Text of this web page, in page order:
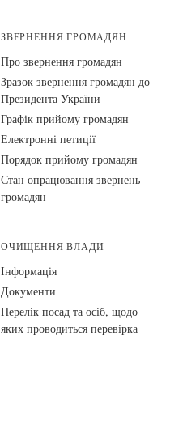
ЗВЕРНЕННЯ ГРОМАДЯН
Про звернення громадян
Зразок звернення громадян до
Президента України
Графік прийому громадян
Електронні петиції
Порядок прийому громадян
Стан опрацювання звернень
громадян
ОЧИЩЕННЯ ВЛАДИ
Інформація
Документи
Перелік посад та осіб, щодо
яких проводиться перевірка